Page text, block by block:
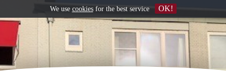
We use cookiesfor the best service OK!